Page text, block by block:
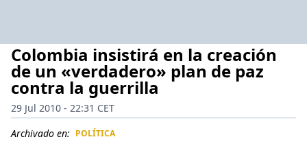
Colombia insistirá en la creación
de un «verdadero» plan de paz
contra la guerrilla
29 Jul 2010 - 22:31 CET
Archivado en: POLÍTICA